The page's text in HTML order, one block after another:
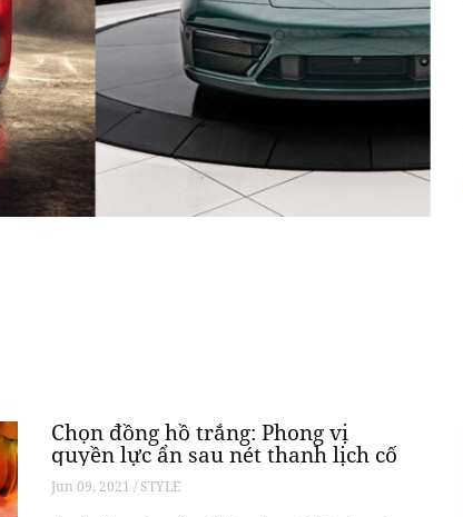
Chọn đồng hồ trắng: Phong vị
quyền lực ẩn sau nét thanh lịch cố
hữu
Jun 09, 2021 / STYLE